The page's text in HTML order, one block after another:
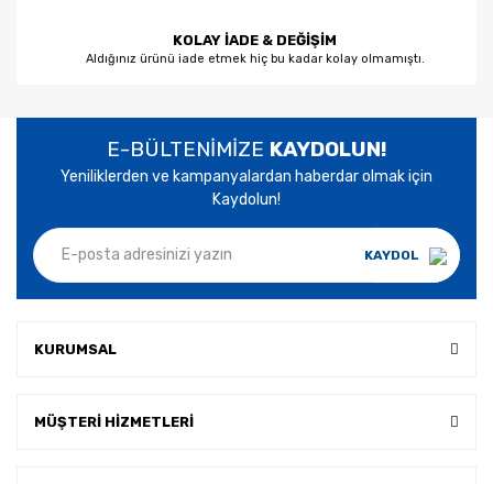
KOLAY İADE & DEĞİŞİM
Aldığınız ürünü iade etmek hiç bu kadar kolay olmamıştı.
E-BÜLTENİMİZE KAYDOLUN!
Yeniliklerden ve kampanyalardan haberdar olmak için
Kaydolun!
KAYDOL
KURUMSAL
MÜŞTERİ HİZMETLERİ